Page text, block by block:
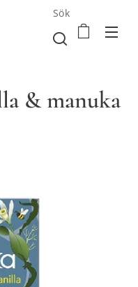
Sök
& manuka